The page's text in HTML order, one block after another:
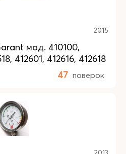
2015
мод. 410100,
412601, 412616, 412618
47 поверок